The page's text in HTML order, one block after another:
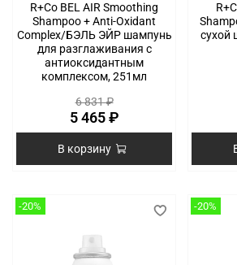
R+Co BEL AIR Smoothing
Shampoo + Anti-Oxidant
Complex/БЭЛЬ ЭЙР шампунь
для разглаживания с
антиоксидантным
комплексом, 251мл
6 831 ₽
5 465 ₽
В корзину
сухой
-20% -20%